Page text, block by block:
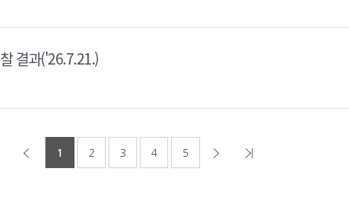
결과('26.7.21.)
1 2 3 4 5